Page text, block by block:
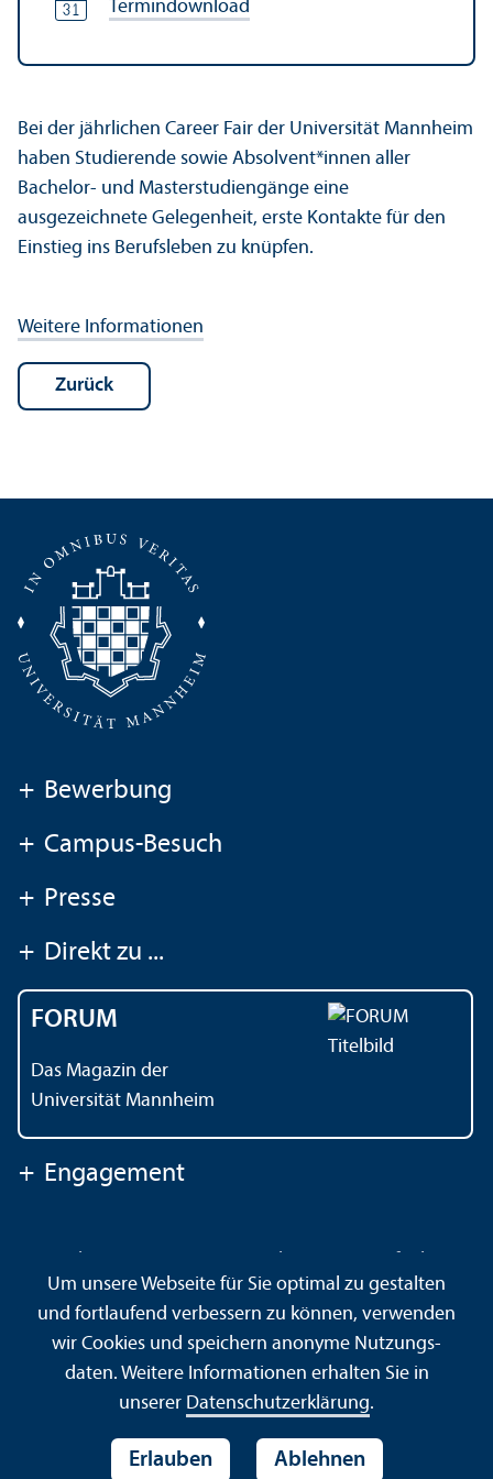
Termindownload
Bei der jährlichen Career Fair der Universität Mannheim
haben Studierende sowie Absolvent*innen aller
Bachelor- und Master­studien­gänge eine
ausgezeichnete Gelegenheit, erste Kontakte für den
Einstieg ins Berufsleben zu knüpfen.
Weitere Informationen
Zurück
+ Bewerbung
+ Campus-Besuch
+ Presse
+ Direkt zu ...
FORUM
Das Magazin der
Universität Mannheim
+ Engagement
Gebärdensprache
Leichte Sprache
Sitemap
Hausordnung
Sicherheit und Notfälle
Um unsere Webseite für Sie optimal zu gestalten
und fortlaufend verbessern zu können, verwenden
wir Cookies und speichern anonyme Nutzungs­
daten. Weitere Informationen erhalten Sie in
unserer Datenschutz­erklärung.
Erlauben Ablehnen